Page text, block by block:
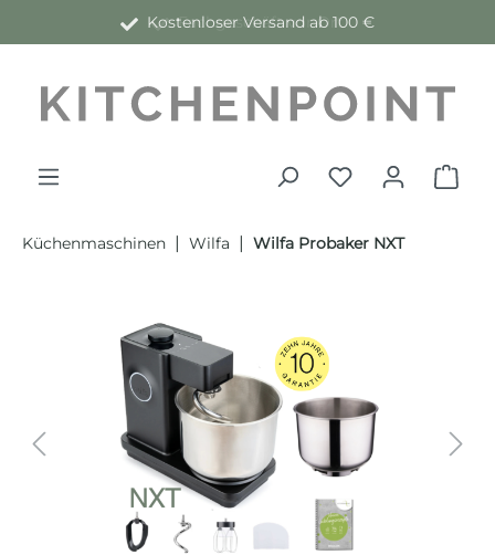
Kostenloser Versand ab 100 €
Küchenmaschinen | Wilfa | Wilfa Probaker NXT
Bildergalerie überspringen